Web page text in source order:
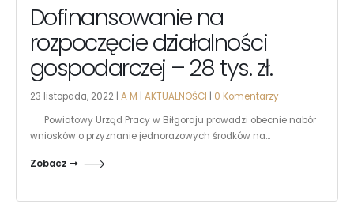
Dofinansowanie na
rozpoczęcie działalności
gospodarczej – 28 tys. zł.
23 listopada, 2022 | A M AKTUALNOŚCI
0 Komentarzy
Powiatowy Urząd Pracy w Biłgoraju prowadzi obecnie nabór
wniosków o przyznanie jednorazowych środków na...
Zobacz